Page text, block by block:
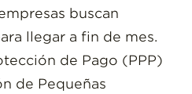
buscan
llegar a fin de mes.
de Pago (PPP)
de Pequeñas